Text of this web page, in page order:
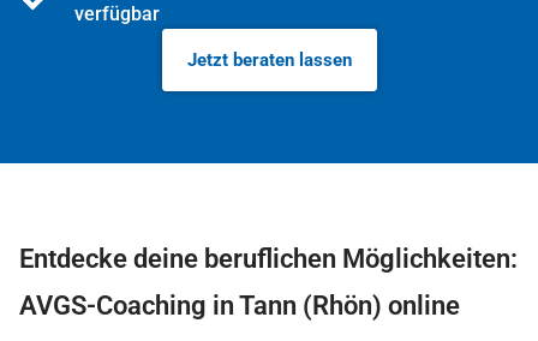
verfügbar
Jetzt beraten lassen
Entdecke deine beruflichen Möglichkeiten:
AVGS-Coaching in Tann (Rhön) online